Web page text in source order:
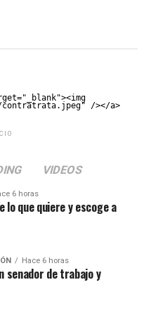
contratrata.jpeg" /></a>
VIDEOS
6 horas
lo que quiere y escoge a
Hace 6 horas
senador de trabajo y